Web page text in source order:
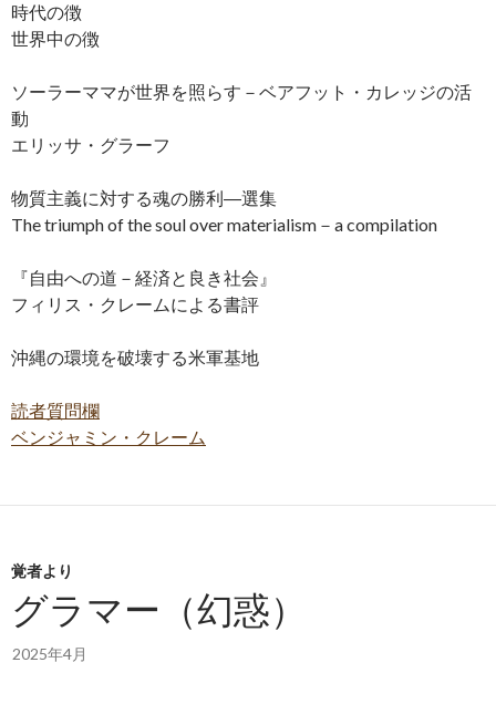
時代の徴
世界中の徴
ソーラーママが世界を照らす－ベアフット・カレッジの活
動
エリッサ・グラーフ
物質主義に対する魂の勝利―選集
The triumph of the soul over materialism－a compilation
『自由への道－経済と良き社会』
フィリス・クレームによる書評
沖縄の環境を破壊する米軍基地
読者質問欄
ベンジャミン・クレーム
覚者より
グラマー（幻惑）
2025年4月